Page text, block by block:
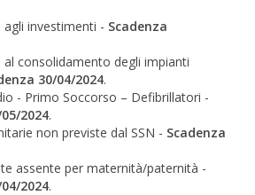
investimenti - Scadenza
al consolidamento degli impianti
30/04/2024.
- Primo Soccorso – Defibrillatori -
2024.
non previste dal SSN - Scadenza
assente per maternità/paternità -
2024.